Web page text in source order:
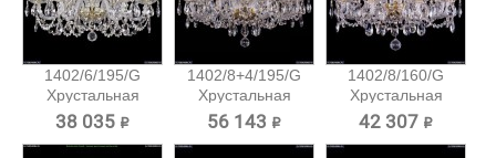
1402/6/195/G
Хрустальная
подвесная...
38 035 ₽
1402/8+4/195/G
Хрустальная
подвесная...
56 143 ₽
1402/8/160/G
Хрустальная
подвесная...
42 307 ₽